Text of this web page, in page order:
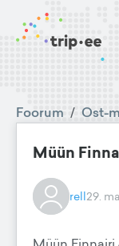
Foorum / Ost-
Müün
rell29.